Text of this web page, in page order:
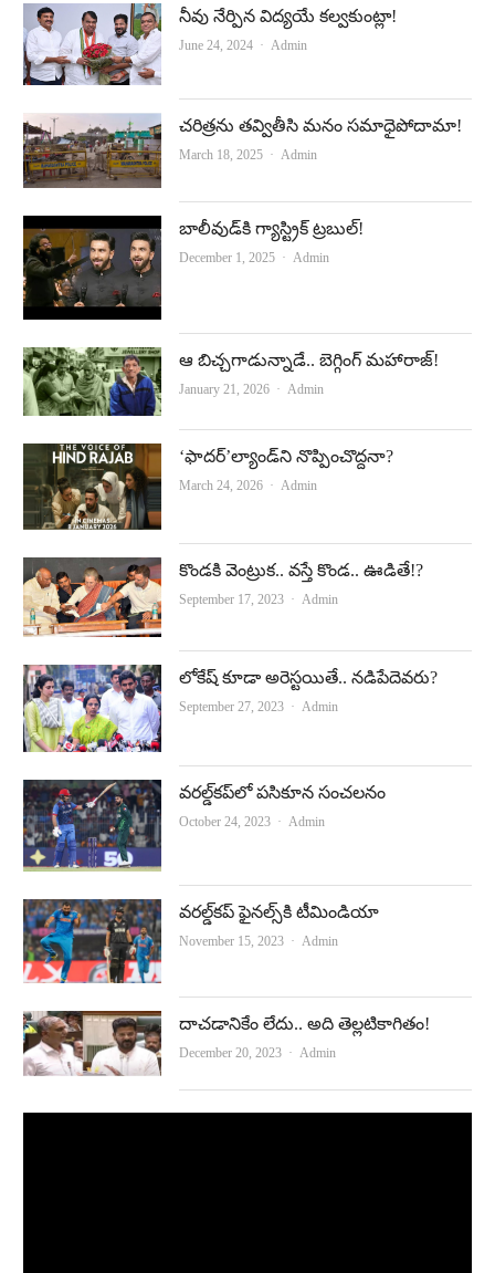
నీవు నేర్పిన విద్యయే కల్వకుంట్లా!
June 24, 2024 Author
Admin
చరిత్రను తవ్వితీసి మనం సమాధైపోదామా!
March 18, 2025 Author
Admin
బాలీవుడ్‌కి గ్యాస్ట్రిక్‌ ట్రబుల్‌!
December 1, 2025 Author
Admin
ఆ బిచ్చగాడున్నాడే.. బెగ్గింగ్‌ మహారాజ్‌!
January 21, 2026 Author
Admin
‘ఫాదర్‌’ల్యాండ్‌ని నొప్పించొద్దనా?
March 24, 2026 Author
Admin
కొండ‌కి వెంట్రుక‌.. వ‌స్తే కొండ.. ఊడితే!?
September 17, 2023 Author
Admin
లోకేష్‌ కూడా అరెస్టయితే.. నడిపేదెవరు?
September 27, 2023 Author
Admin
వరల్డ్‌కప్‌లో పసికూన సంచలనం
October 24, 2023 Author
Admin
వరల్డ్‌కప్‌ ఫైనల్స్‌కి టీమిండియా
November 15, 2023 Author
Admin
దాచడానికేం లేదు.. అది తెల్లటికాగితం!
December 20, 2023 Author
Admin